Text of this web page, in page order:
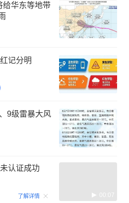
给华东等地带
记分明
9级雷暴大风
认证成功
了解详情 00:07